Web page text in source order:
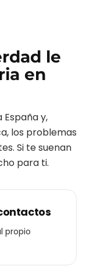
le
en
España y,
, los problemas
Si te suenan
para ti.
propio